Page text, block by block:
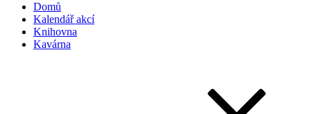
Domů
Kalendář akcí
Knihovna
Kavárna